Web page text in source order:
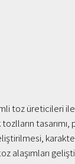
toz üreticileri
alaşımları